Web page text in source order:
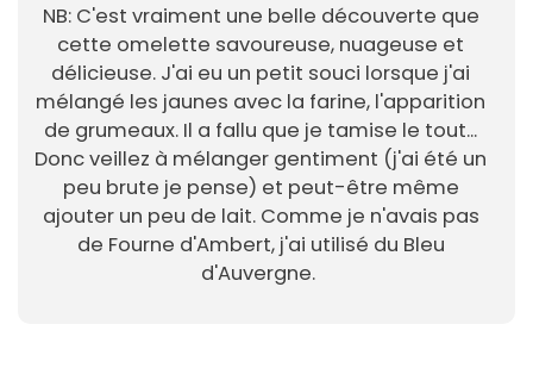
NB: C'est vraiment une belle découverte que
cette omelette savoureuse, nuageuse et
délicieuse. J'ai eu un petit souci lorsque j'ai
mélangé les jaunes avec la farine, l'apparition
de grumeaux. Il a fallu que je tamise le tout...
Donc veillez à mélanger gentiment (j'ai été un
peu brute je pense) et peut-être même
ajouter un peu de lait. Comme je n'avais pas
de Fourne d'Ambert, j'ai utilisé du Bleu
d'Auvergne.